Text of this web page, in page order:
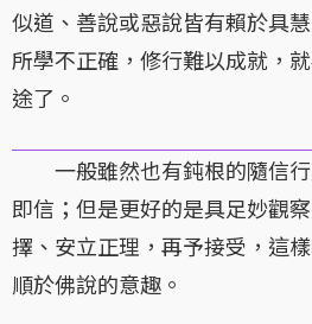
似道、善說或惡說皆有賴於具
所學不正確，修行難以成就，
途了。
一般雖然也有鈍根的隨信行
即信；但是更好的是具足妙觀
擇、安立正理，再予接受，這
順於佛說的意趣。